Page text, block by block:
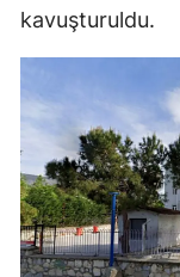
kavuşturuldu.